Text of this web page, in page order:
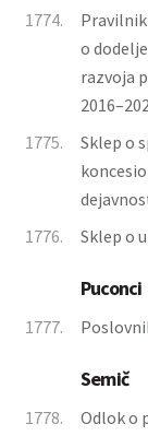
1774.
o
razvoja
1775.
Sklep o
1776.
Sklep o
Puconci
1777.
Semič
1778.
Odlok o